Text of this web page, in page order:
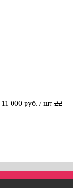
11 000 руб. / шт 22